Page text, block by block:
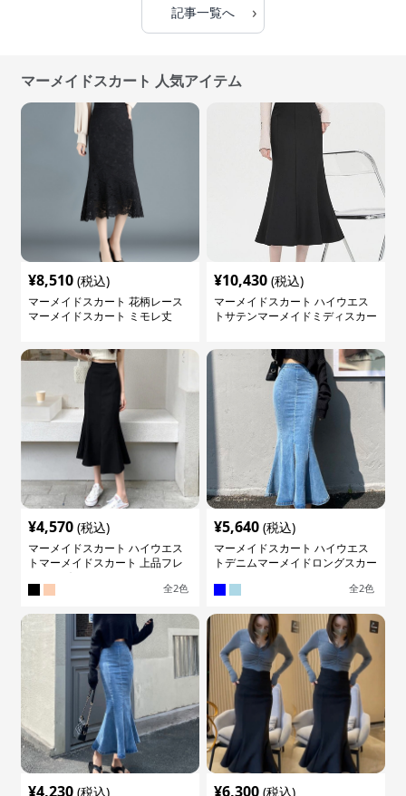
記事一覧へ ›
マーメイドスカート 人気アイテム
¥8,510 (税込)
マーメイドスカート 花柄レース
マーメイドスカート ミモレ丈
¥10,430 (税込)
マーメイドスカート ハイウエス
トサテンマーメイドミディスカー
¥4,570 (税込)
マーメイドスカート ハイウエス
トマーメイドスカート 上品フレ
アロング
全2色
¥5,640 (税込)
マーメイドスカート ハイウエス
トデニムマーメイドロングスカー
全2色
¥4,230 (税込) ¥6,300 (税込)